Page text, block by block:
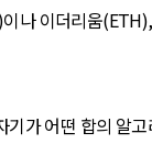
나 이더리움
가 어떤 합의 알